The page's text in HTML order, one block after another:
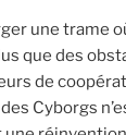
une trame
que des
de
Cyborgs